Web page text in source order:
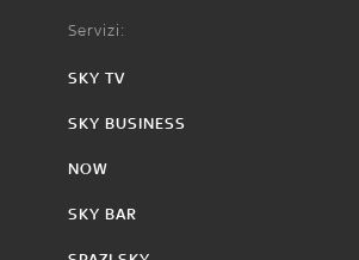
Servizi:
SKY TV
SKY BUSINESS
NOW
SKY BAR